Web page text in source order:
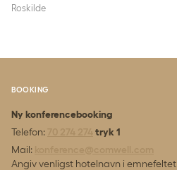
Roskilde
BOOKING
Ny konferencebooking
Telefon:
tryk 1
Mail:
Angiv venligst hotelnavn i emnefeltet